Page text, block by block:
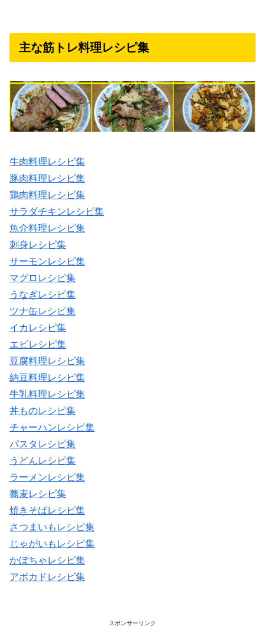
主な筋トレ料理レシピ集
牛肉料理レシピ集
豚肉料理レシピ集
鶏肉料理レシピ集
サラダチキンレシピ集
魚介料理レシピ集
刺身レシピ集
サーモンレシピ集
マグロレシピ集
うなぎレシピ集
ツナ缶レシピ集
イカレシピ集
エビレシピ集
豆腐料理レシピ集
納豆料理レシピ集
牛乳料理レシピ集
丼ものレシピ集
チャーハンレシピ集
パスタレシピ集
うどんレシピ集
ラーメンレシピ集
蕎麦レシピ集
焼きそばレシピ集
さつまいもレシピ集
じゃがいもレシピ集
かぼちゃレシピ集
アボカドレシピ集
スポンサーリンク